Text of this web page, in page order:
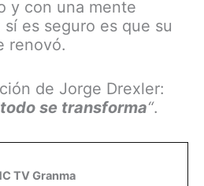
y con una mente
es seguro es que su
renovó.
de Jorge Drexler:
se transforma“.
TV Granma